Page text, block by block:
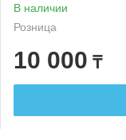
В наличии
Розница
10 000 ₸